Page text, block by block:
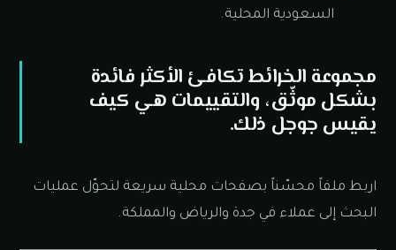
السعودية المحلية.
مجموعة الخرائط تكافئ الأكثر فائدة
بشكل موثّق، والتقييمات هي كيف
يقيس جوجل ذلك.
اربط ملفاً محسّناً بصفحات محلية سريعة لتحوّل عمليات
البحث إلى عملاء في جدة والرياض والمملكة.